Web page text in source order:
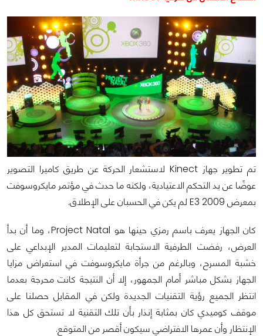
تم تطوير جهاز Kinect لاستشعار الحركة عن طريق كاميرا التصوير
عوضًا عن يد التحكم الاعتيادية، ولكنه ما حدث في مؤتمر مايكروسوفت
بمعرض E3 2009 لم يكن في الحسبان على الإطلاق.
كان الجهاز يعرف باسم رمزي حينها هو Project Natal، وما أن بدأ
العرض، رفضت الطرفية الاستجابة لتعليمات المدير الإبداعي على
خشبة المسرح، وبالرغم من جرأة مايكروسوفت في استعراض مزايا
الجهاز بشكل مباشر أمام الجمهور، إلا أن النتيجة كانت محرجة بعدما
انتظر الجميع رؤية التقنيات الجديدة ولكن في المقابل حصلنا على
موقف كوميدي كان بمثابة إنذار بأن تلك التقنية لا تستحق كل هذا
الإنتظار وأن عمرها الافتراضي سيكون أقصر من المتوقع.